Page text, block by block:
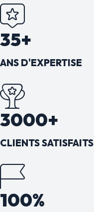
35+
ANS D'EXPERTISE
3000+
CLIENTS SATISFAITS
100%